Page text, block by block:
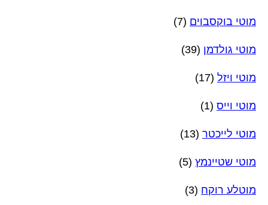
מוטי בוקסבוים (7)
מוטי גולדמן (39)
מוטי ויזל (17)
מוטי וייס (1)
מוטי לייכטר (13)
מוטי שטיינמץ (5)
מוטלע רוקח (3)